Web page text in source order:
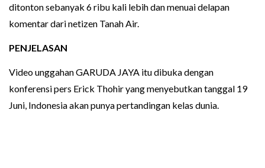
ditonton sebanyak 6 ribu kali lebih dan menuai delapan
komentar dari netizen Tanah Air.
PENJELASAN
Video unggahan GARUDA JAYA itu dibuka dengan
konferensi pers Erick Thohir yang menyebutkan tanggal 19
Juni, Indonesia akan punya pertandingan kelas dunia.